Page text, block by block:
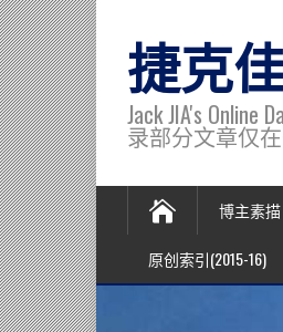
捷克
Jack JIA's
录部分文章仅
博主素描
原创索引(2015-16)